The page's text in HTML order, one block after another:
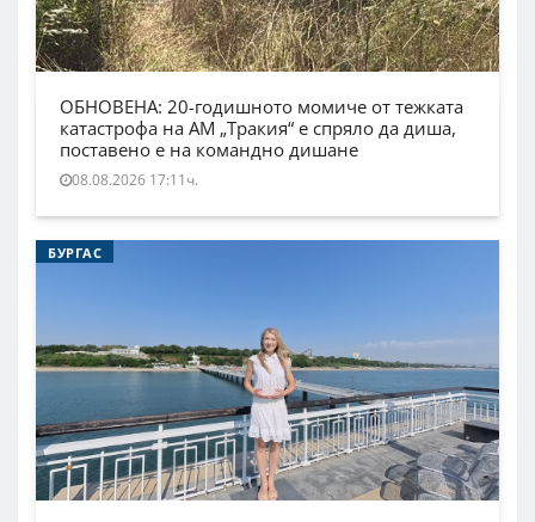
ОБНОВЕНА: 20-годишното момиче от тежката
катастрофа на АМ „Тракия“ е спряло да диша,
поставено е на командно дишане
08.08.2026 17:11ч.
БУРГАС